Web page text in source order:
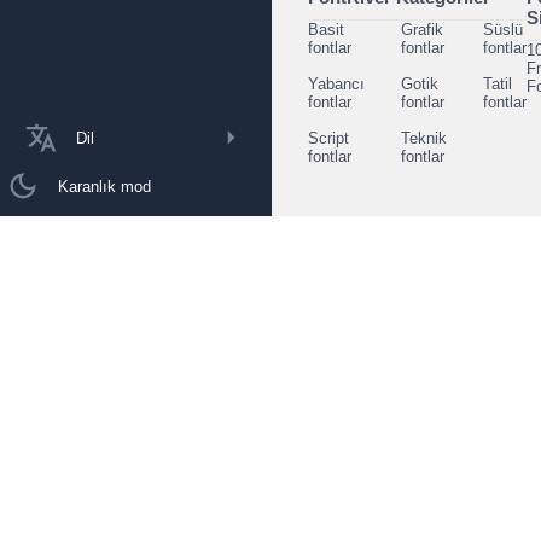
Dil
Karanlık mod
Basit
fontlar
Grafik
fontlar
Süslü
fontlar
Yabancı
fontlar
Gotik
fontlar
Tatil
fontlar
Script
fontlar
Teknik
fontlar